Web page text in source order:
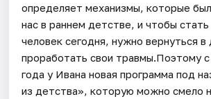
определяет механизмы, которые
нас в раннем детстве, и чтобы
человек сегодня, нужно вернуться в
проработать свои травмы.Поэтому
года у Ивана новая программа под
из детства», которую можно смело